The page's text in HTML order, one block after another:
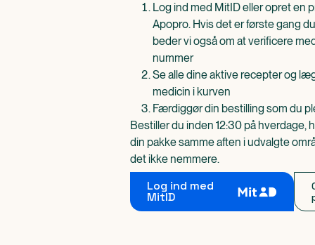
Log ind med MitID eller opret en
Apopro. Hvis det er første gang
beder vi også om at verificere
nummer
Se alle dine aktive recepter og
medicin i kurven
Færdiggør din bestilling som du
Bestiller du inden 12:30 på hverdage,
din pakke samme aften i udvalgte
det ikke nemmere.
Log ind med
MitID